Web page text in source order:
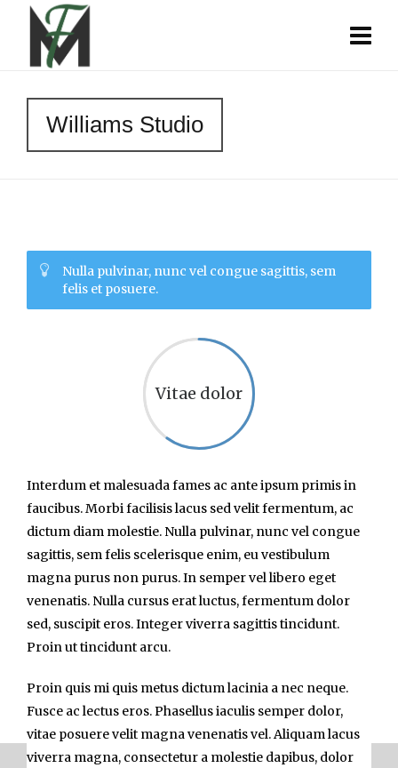
Williams Studio
Nulla pulvinar, nunc vel congue sagittis, sem
felis et posuere.
Vitae dolor
Interdum et malesuada fames ac ante ipsum primis in
faucibus. Morbi facilisis lacus sed velit fermentum, ac
dictum diam molestie. Nulla pulvinar, nunc vel congue
sagittis, sem felis scelerisque enim, eu vestibulum
magna purus non purus. In semper vel libero eget
venenatis. Nulla cursus erat luctus, fermentum dolor
sed, suscipit eros. Integer viverra sagittis tincidunt.
Proin ut tincidunt arcu.
Proin quis mi quis metus dictum lacinia a nec neque.
Fusce ac lectus eros. Phasellus iaculis semper dolor,
vitae posuere velit magna venenatis vel. Aliquam lacus
viverra magna, consectetur a molestie dapibus, dolor